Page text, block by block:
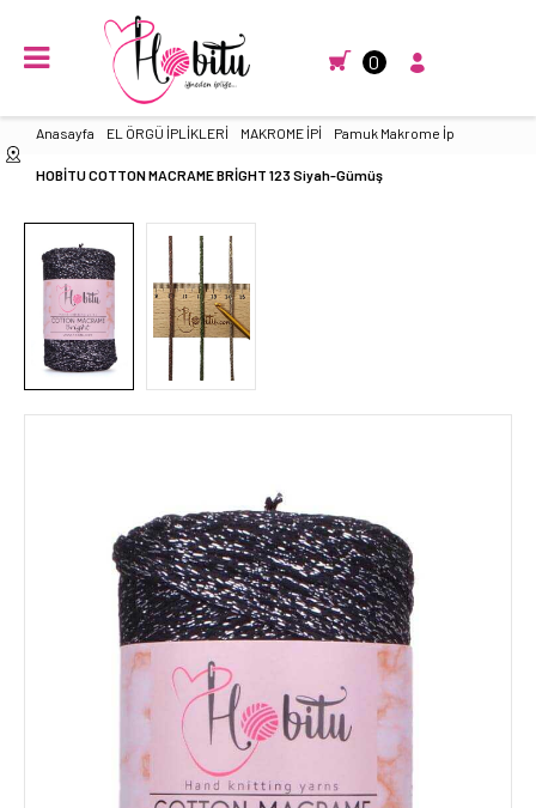
0
Anasayfa EL ÖRGÜ İPLİKLERİ MAKROME İPİ Pamuk Makrome İp
HOBİTU COTTON MACRAME BRİGHT 123 Siyah-Gümüş